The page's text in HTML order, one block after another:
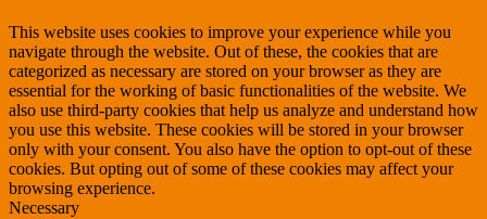
This website uses cookies to improve your experience while you
navigate through the website. Out of these, the cookies that are
categorized as necessary are stored on your browser as they are
essential for the working of basic functionalities of the website. We
also use third-party cookies that help us analyze and understand how
you use this website. These cookies will be stored in your browser
only with your consent. You also have the option to opt-out of these
cookies. But opting out of some of these cookies may affect your
browsing experience.
Necessary